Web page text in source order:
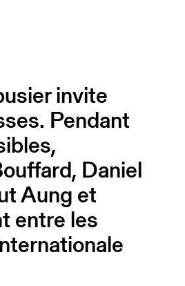
invite
Pendant
Daniel
Aung et
entre les